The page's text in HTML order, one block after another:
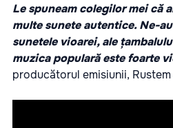
Le spuneam colegilor mei că
multe sunete autentice. Ne-
sunetele vioarei, ale
muzica populară este foarte
producătorul emisiunii,